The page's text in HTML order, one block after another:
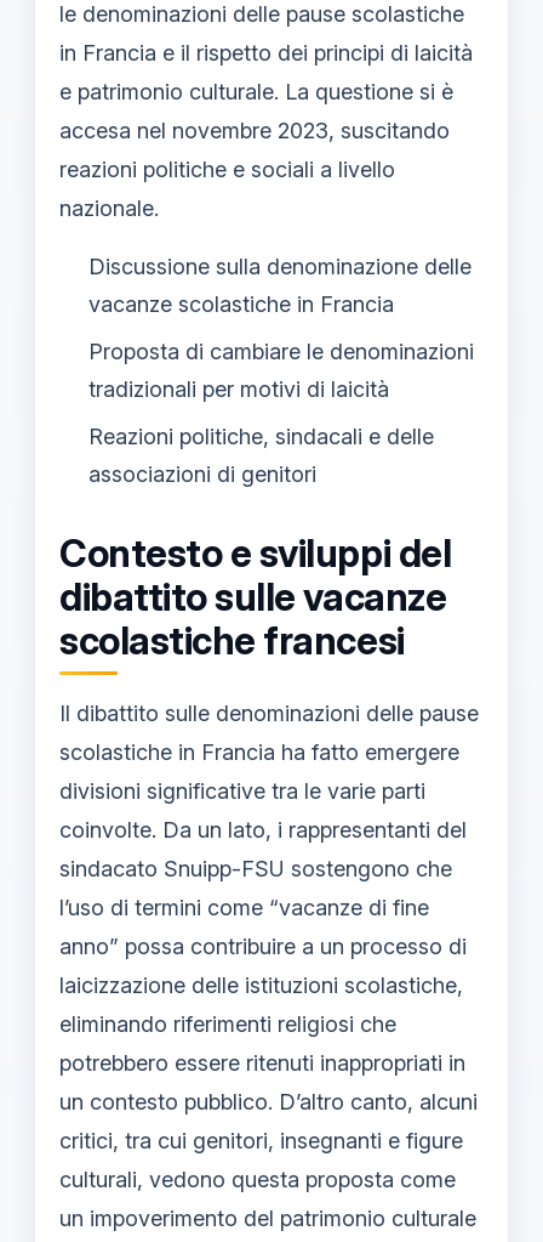
le denominazioni delle pause scolastiche
in Francia e il rispetto dei principi di laicità
e patrimonio culturale. La questione si è
accesa nel novembre 2023, suscitando
reazioni politiche e sociali a livello
nazionale.
Discussione sulla denominazione delle
vacanze scolastiche in Francia
Proposta di cambiare le denominazioni
tradizionali per motivi di laicità
Reazioni politiche, sindacali e delle
associazioni di genitori
Contesto e sviluppi del
dibattito sulle vacanze
scolastiche francesi
Il dibattito sulle denominazioni delle pause
scolastiche in Francia ha fatto emergere
divisioni significative tra le varie parti
coinvolte. Da un lato, i rappresentanti del
sindacato Snuipp-FSU sostengono che
l’uso di termini come “vacanze di fine
anno” possa contribuire a un processo di
laicizzazione delle istituzioni scolastiche,
eliminando riferimenti religiosi che
potrebbero essere ritenuti inappropriati in
un contesto pubblico. D’altro canto, alcuni
critici, tra cui genitori, insegnanti e figure
culturali, vedono questa proposta come
un impoverimento del patrimonio culturale